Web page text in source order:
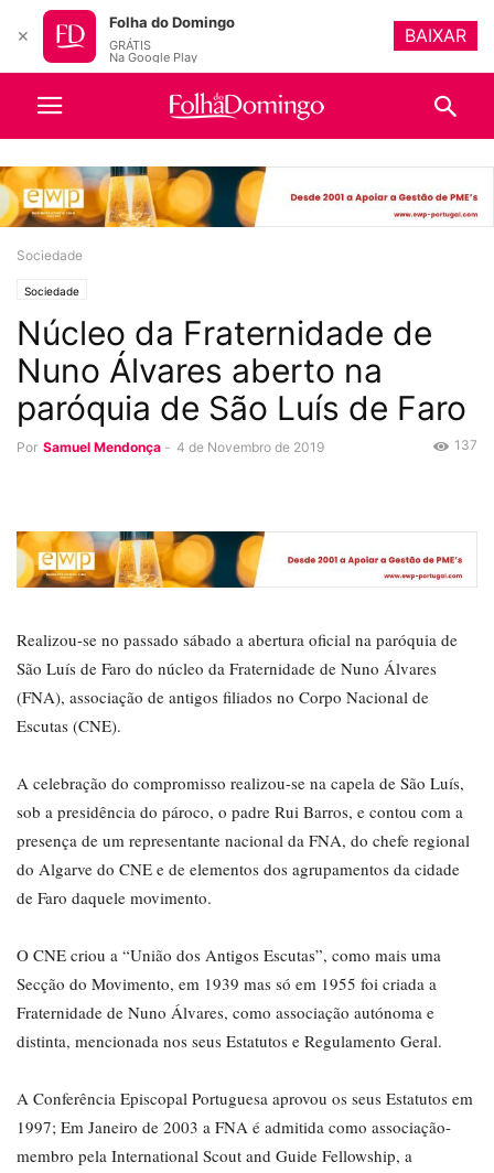
Sociedade
Sociedade
Núcleo da Fraternidade de
Nuno Álvares aberto na
paróquia de São Luís de Faro
Por Samuel Mendonça - 4 de Novembro de 2019 137
Realizou-se no passado sábado a abertura oficial na paróquia de
São Luís de Faro do núcleo da Fraternidade de Nuno Álvares
(FNA), associação de antigos filiados no Corpo Nacional de
Escutas (CNE).
A celebração do compromisso realizou-se na capela de São Luís,
sob a presidência do pároco, o padre Rui Barros, e contou com a
presença de um representante nacional da FNA, do chefe regional
do Algarve do CNE e de elementos dos agrupamentos da cidade
de Faro daquele movimento.
O CNE criou a “União dos Antigos Escutas”, como mais uma
Secção do Movimento, em 1939 mas só em 1955 foi criada a
Fraternidade de Nuno Álvares, como associação autónoma e
distinta, mencionada nos seus Estatutos e Regulamento Geral.
A Conferência Episcopal Portuguesa aprovou os seus Estatutos em
1997; Em Janeiro de 2003 a FNA é admitida como associação-
membro pela International Scout and Guide Fellowship, a
✕
Folha do Domingo
GRÁTIS
Na Google Play
BAIXAR